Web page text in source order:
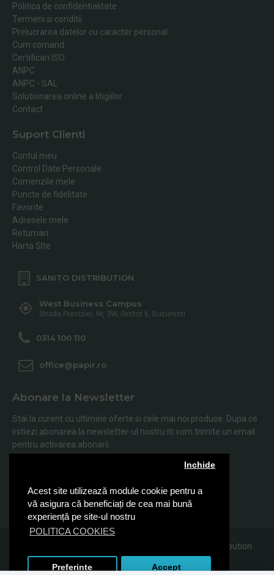
Acest site utilizează module cookie pentru a
vă asigura că beneficiați de cea mai bună
experiență pe site-ul nostru
POLITICA COOKIES
Inchide
Preferinte Accept
Politica de confidentialitate
Termeni si conditii
Prelucrarea datelor cu caracter personal
Cum comand
Certificari ISO
ANPC
ANPC - SAL
Solutionarea online a litigiilor
Contact
Suport Clienti
Contul meu
Control Date Personale
Comenzile mele
Puncte de fidelitate
Favorite
Adresele mele
Returnari
Harta SIte
SANITO DISTRIBUTION
West Business Campus
Strada Preciziei, Nr, 3W, Sector 6, Bucuresti
0314 100 110
office@papir.ro
Abonare la Newsletter
Stai la curent cu ultimele oferte si cele mai noi produse. Dupa ce
initiezi abonarea la newsletter-ul nostru iti vom trimite un email
pentru activarea abonarii.
Abonare
Am citit şi sunt de acord cu Politica de Confidentialitate
© 2019, Papir.ro, Toate drepturile rezervate Sanito Distribution